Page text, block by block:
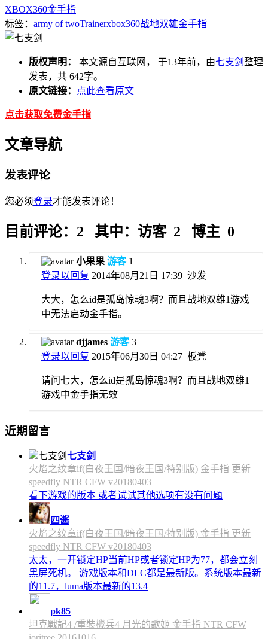
XBOX360金手指
标签： army of twoTrainerxbox360战地双雄金手指
版权声明： 本文源自互联网， 于13年前，由七支剑 整理
发表，共 642字。
原文链接：
点此查看原文
点击获取免费金手指
文章导航
发表评论
您必须登录才能发表评论！
目前评论：2 其中：访客 2 博主 0
小果果 游客 1
登录以回复 2014年08月21日 17:39 沙发
大大，怎么id是孤岛惊魂3啊？而且战地双雄1游戏
中无法启动金手指。
djjames 游客 3
登录以回复 2015年06月30日 04:27 板凳
请问七大，怎么id是孤岛惊魂3啊？而且战地双雄1
游戏中金手指无效
近期留言
七支剑
火焰之纹章if(白夜王国/暗夜王国/特别版) 金手指 更新
speedfly NTR CFW v20180403
看下游戏的版本 或者试试其他选项有没有问题
四酱
火焰之纹章if(白夜王国/暗夜王国/特别版) 金手指 更新
speedfly NTR CFW v20180403
太太，一开锁定HP当前HP或者锁定HP为77，都会立刻
黑屏死机。 游戏版本和DLC都是最新版。系统版本最新
的11.7，luma版本最新的13.4
pk85
坦克戰記4 /重裝機兵4 月光的歌姬 金手指 NTR CFW